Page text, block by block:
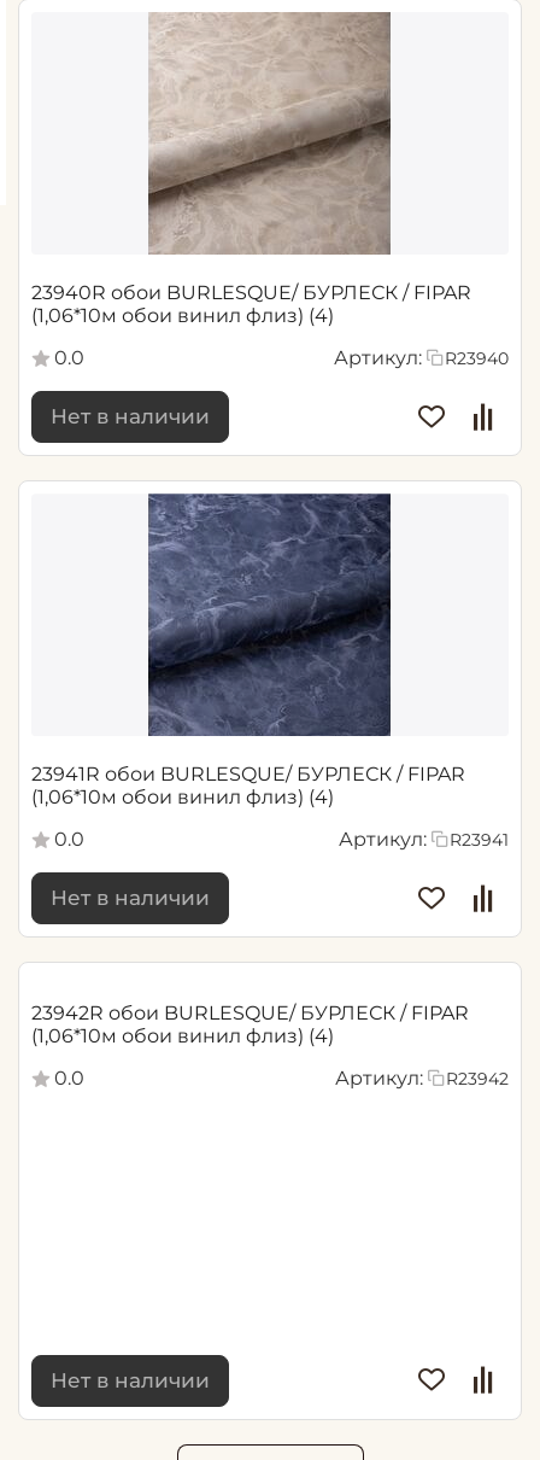
23940R обои BURLESQUE/ БУРЛЕСК / FIPAR
(1,06*10м обои винил флиз) (4)
0.0
Артикул: R23940
Нет в наличии
23941R обои BURLESQUE/ БУРЛЕСК / FIPAR
(1,06*10м обои винил флиз) (4)
0.0
Артикул: R23941
Нет в наличии
23942R обои BURLESQUE/ БУРЛЕСК / FIPAR
(1,06*10м обои винил флиз) (4)
0.0
Артикул: R23942
Нет в наличии